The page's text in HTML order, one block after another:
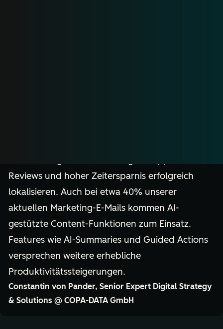
Reviews und hoher Zeitersparnis erfolgreich
lokalisieren. Auch bei etwa 40% unserer
aktuellen Marketing-E-Mails kommen AI-
gestützte Content-Funktionen zum Einsatz.
Features wie AI-Summaries und Guided Actions
versprechen weitere erhebliche
Produktivitätssteigerungen.
Constantin von Pander, Senior Expert Digital Strategy
& Solutions @ COPA-DATA GmbH